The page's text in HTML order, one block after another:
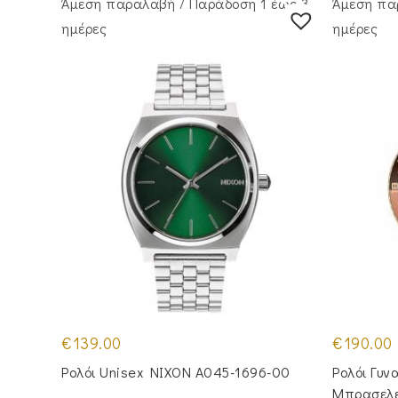
ημέρες
€139.00
Ρολόι Unisex NIXON A045-1696-00
ημέρες
€190.00
Ρολόι